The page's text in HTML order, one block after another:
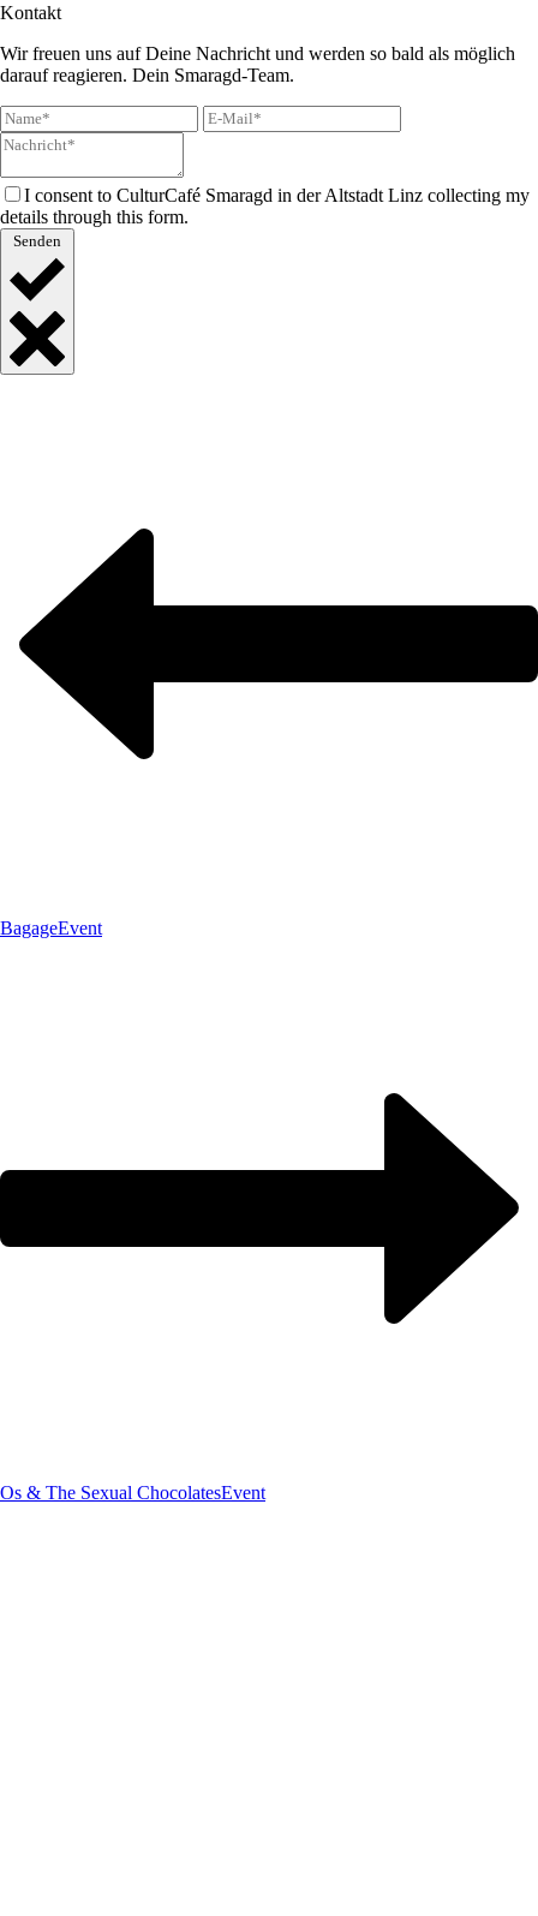
Kontakt
Wir freuen uns auf Deine Nachricht und werden so bald als möglich
darauf reagieren. Dein Smaragd-Team.
I consent to CulturCafé Smaragd in der Altstadt Linz collecting my
details through this form.
Senden
BagageEvent
Os & The Sexual ChocolatesEvent